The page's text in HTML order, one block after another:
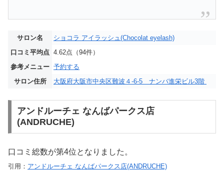
サロン名
ショコラ アイラッシュ(Chocolat eyelash)
口コミ平均点 4.62点（94件）
参考メニュー 予約する
サロン住所
大阪府大阪市中央区難波４-6-5 ナンバ進栄ビル3階
アンドルーチェ なんばパークス店
(ANDRUCHE)
口コミ総数が第4位となりました。
引用： アンドルーチェ なんばパークス店(ANDRUCHE)